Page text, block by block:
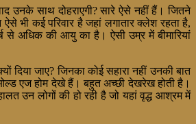
उनके साथ दोहराएगी? सारे ऐसे नहीं हैं। जितने
भी कई परिवार है जहां लगातार क्लेश रहता है,
से अधिक की आयु का है। ऐसी उम्र में बीमारियां
जाए? जिनका कोई सहारा नहीं उनकी बात
एज होम देखे हैं। बहुत अच्छी देखरेख होती है।
उन लोगों की हो रही है जो यहां वृद्ध आश्रम में